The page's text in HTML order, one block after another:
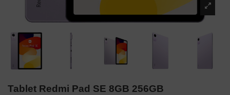
Tablet Redmi Pad SE 8GB 256GB